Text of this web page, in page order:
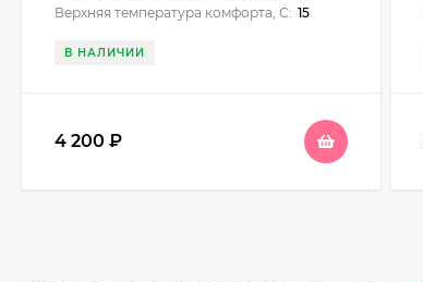
Верхняя температура комфорта, С: 15
В НАЛИЧИИ
4 200 ₽